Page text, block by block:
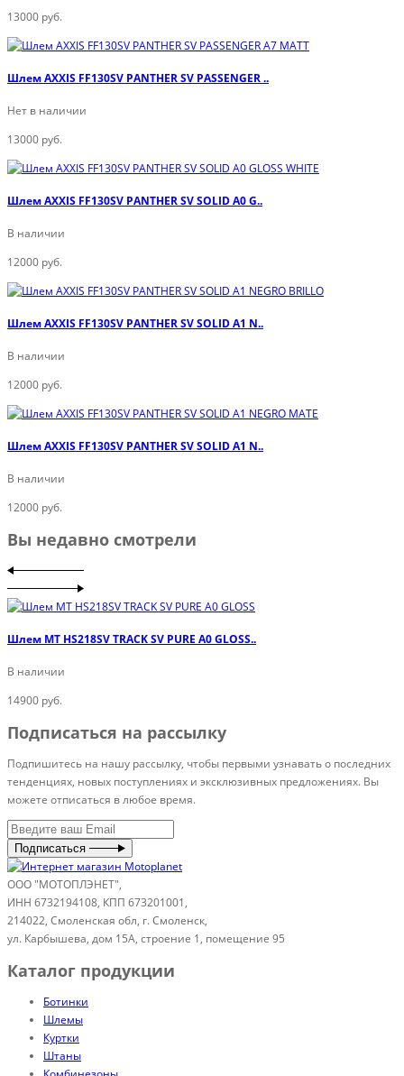
13000 руб.
Шлем AXXIS FF130SV PANTHER SV PASSENGER ..
Нет в наличии
13000 руб.
Шлем AXXIS FF130SV PANTHER SV SOLID A0 G..
В наличии
12000 руб.
Шлем AXXIS FF130SV PANTHER SV SOLID A1 N..
В наличии
12000 руб.
Шлем AXXIS FF130SV PANTHER SV SOLID A1 N..
В наличии
12000 руб.
Вы недавно смотрели
Шлем MT HS218SV TRACK SV PURE A0 GLOSS..
В наличии
14900 руб.
Подписаться на рассылку
Подпишитесь на нашу рассылку, чтобы первыми узнавать о последних
тенденциях, новых поступлениях и эксклюзивных предложениях. Вы
можете отписаться в любое время.
Подписаться
ООО "МОТОПЛЭНЕТ",
ИНН 6732194108, КПП 673201001,
214022, Смоленская обл, г. Смоленск,
ул. Карбышева, дом 15А, строение 1, помещение 95
Каталог продукции
Ботинки
Шлемы
Куртки
Штаны